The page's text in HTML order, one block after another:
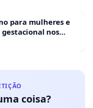
para mulheres e
nos
coisa?